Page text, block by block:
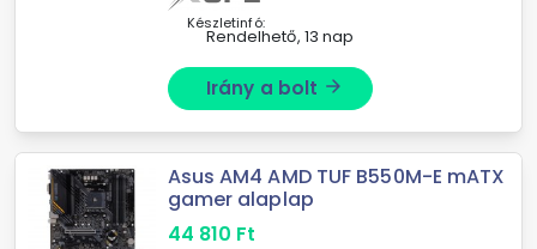
Készletinfó:
Rendelhető, 13 nap
Irány a bolt arrow_forward
Asus AM4 AMD TUF B550M-E mATX
gamer alaplap
44 810 Ft